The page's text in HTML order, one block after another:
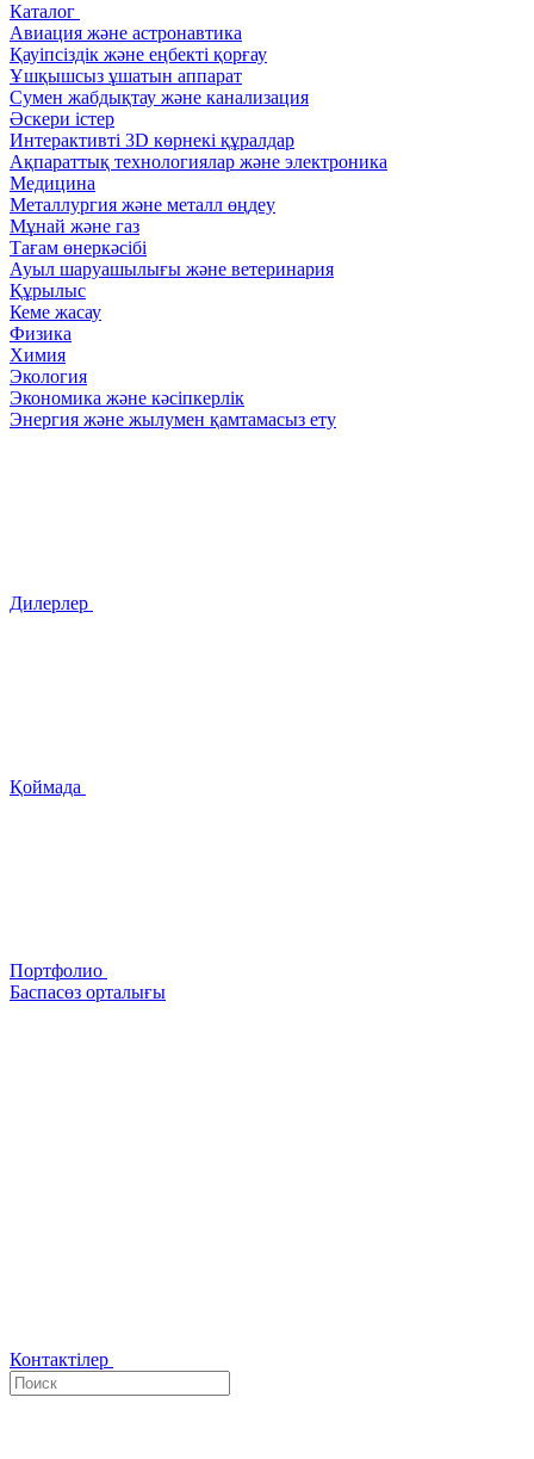
Каталог
Авиация және астронавтика
Қауіпсіздік және еңбекті қорғау
Ұшқышсыз ұшатын аппарат
Сумен жабдықтау және канализация
Әскери істер
Интерактивті 3D көрнекі құралдар
Ақпараттық технологиялар және электроника
Медицина
Металлургия және металл өңдеу
Мұнай және газ
Тағам өнеркәсібі
Ауыл шаруашылығы және ветеринария
Құрылыс
Кеме жасау
Физика
Химия
Экология
Экономика және кәсіпкерлік
Энергия және жылумен қамтамасыз ету
Дилерлер
Қоймада
Портфолио
Баспасөз орталығы
Контактілер